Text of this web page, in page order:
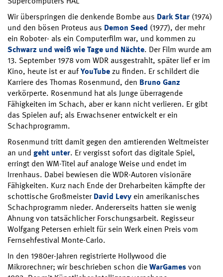
Wir überspringen die denkende Bombe aus Dark Star (1974)
und den bösen Proteus aus Demon Seed (1977), der mehr
ein Roboter- als ein Computerfilm war, und kommen zu
Schwarz und weiß wie Tage und Nächte. Der Film wurde am
13. September 1978 vom WDR ausgestrahlt, später lief er im
Kino, heute ist er aufYouTubezu finden. Er schildert die
Karriere des Thomas Rosenmund, den Bruno Ganz
verkörperte. Rosenmund hat als Junge überragende
Fähigkeiten im Schach, aber er kann nicht verlieren. Er gibt
das Spielen auf; als Erwachsener entwickelt er ein
Schachprogramm.
Rosenmund tritt damit gegen den amtierenden Weltmeister
an und geht unter. Er vergisst sofort das digitale Spiel,
erringt den WM-Titel auf analoge Weise und endet im
Irrenhaus. Dabei bewiesen die WDR-Autoren visionäre
Fähigkeiten. Kurz nach Ende der Dreharbeiten kämpfte der
schottische GroßmeisterDavid Levy ein amerikanisches
Schachprogramm nieder. Andererseits hatten sie wenig
Ahnung von tatsächlicher Forschungsarbeit. Regisseur
Wolfgang Petersen erhielt für sein Werk einen Preis vom
Fernsehfestival Monte-Carlo.
In den 1980er-Jahren registrierte Hollywood die
Mikrorechner; wir beschrieben schon dieWarGamesvon